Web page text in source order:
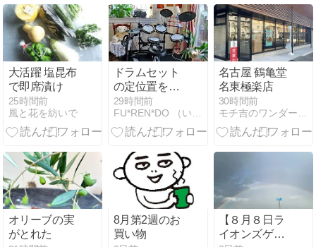
大活躍 塩昆布
で即席漬け
25時間前
風と花を紡いで
ドラムセット
の定位置を決
めて模様替え
です・・・♪
29時間前
FU*REN*DO （いつもナチュラルに暮らしたい）
名古屋 鶴亀堂
名東極楽店
30時間前
モチ吉のワンダーデバイスフランクフェイスと薪ストーブ生活
オリーブの実
がとれた
8月第2週のお
買い物
【８月８日ラ
イオンズゲー